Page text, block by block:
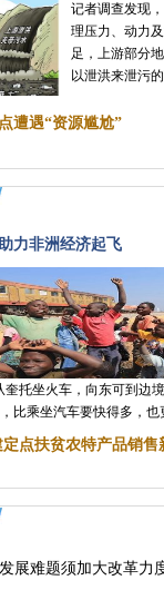
记者调查发现
理压力、动力
足，上游部分
以泄洪来泄污
遭遇“资源尴尬”
力非洲经济起飞
奎托坐火车，向东可到边
比乘坐汽车要快得多，也
定点扶贫农特产品销售
展难题须加大改革力